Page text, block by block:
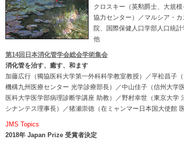
クロスキー（英勲爵士、大規
協力センター）／マルシア・
院、国際保健人口学部人口統
他
第14回日本消化管学会総会学術集会
消化管を治す、癒す、和ます
加藤広行（獨協医科大学第一外科科学教室教授）／平松昌子
機構九州医療センター 光学診療部長）／中山佳子（信州大学
医科大学医学部病理診断学講座 助教）／野村幸世（東京大学
シナンテス理事長）／猪瀬崇徳（在ミャンマー日本国大使館 医
JMS Topics
2018年 Japan Prize 受賞者決定